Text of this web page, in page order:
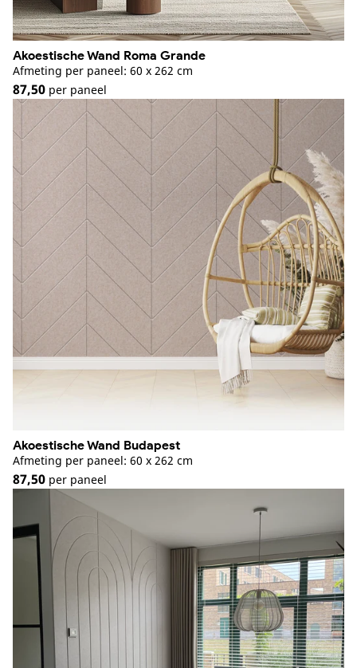
Akoestische Wand Roma Grande
Afmeting per paneel: 60 x 262 cm
87,50 per paneel
Akoestische Wand Budapest
Afmeting per paneel: 60 x 262 cm
87,50 per paneel